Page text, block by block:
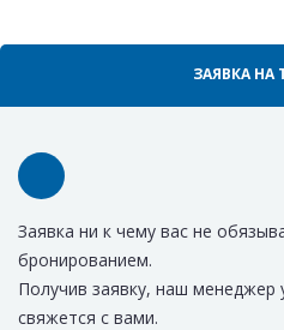
ЗАЯВКА НА
Заявка ни к чему вас не
бронированием.
Получив заявку, наш менеджер
свяжется с вами.